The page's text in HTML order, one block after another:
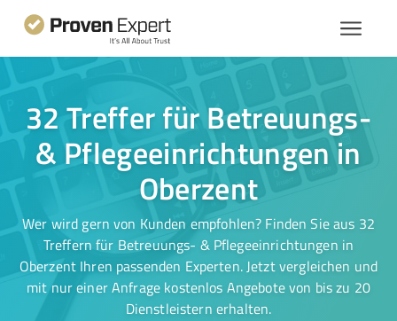
32 Treffer für Betreuungs-
& Pflegeeinrichtungen in
Oberzent
Wer wird gern von Kunden empfohlen? Finden Sie aus 32
Treffern für Betreuungs- & Pflegeeinrichtungen in
Oberzent Ihren passenden Experten. Jetzt vergleichen und
mit nur einer Anfrage kostenlos Angebote von bis zu 20
Dienstleistern erhalten.